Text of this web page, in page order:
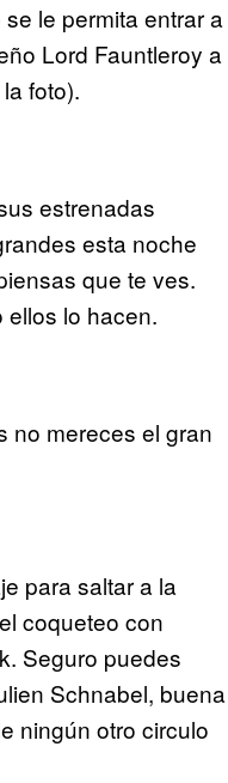
le permita entrar a
Lord Fauntleroy a
foto).
estrenadas
esta noche
que te ves.
lo hacen.
no mereces el gran
para saltar a la
coqueteo con
Seguro puedes
Schnabel, buena
ningún otro circulo